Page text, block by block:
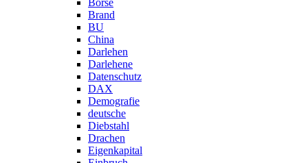
Börse
Brand
BU
China
Darlehen
Darlehene
Datenschutz
DAX
Demografie
deutsche
Diebstahl
Drachen
Eigenkapital